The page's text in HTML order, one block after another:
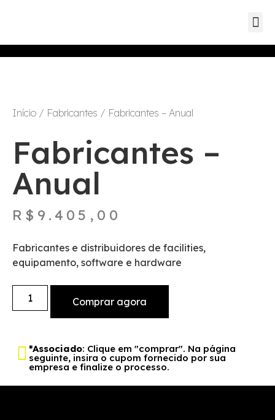
Início / Fabricantes / Fabricantes – Anual
Fabricantes –
Anual
R$ 9.405,00
Fabricantes e distribuidores de facilities,
equipamento, software e hardware
Comprar agora
*Associado: Clique em "comprar". Na página
seguinte, insira o cupom fornecido por sua
empresa e finalize o processo.